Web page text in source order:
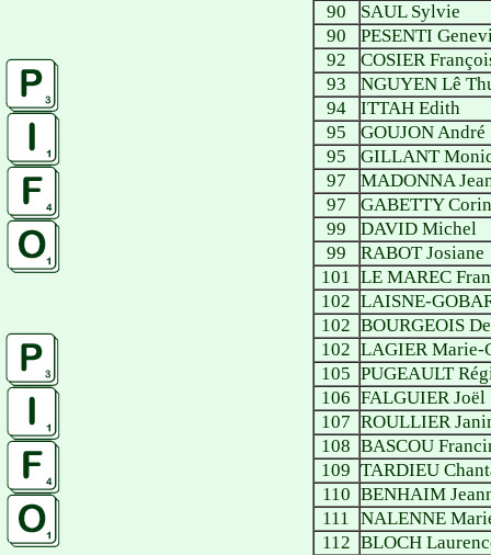
90
SAUL Sylvie
90
PESENTI
92
COSIER
93
NGUYEN Lê
94
ITTAH Edith
95
GOUJON André
95
GILLANT
97
MADONNA
97
GABETTY
99
DAVID Michel
99
RABOT Josiane
101 LE MAREC
102 LAISNE-
102 BOURGEOIS
102 LAGIER Marie-
105 PUGEAULT
106 FALGUIER Joël
107 ROULLIER
108 BASCOU
109 TARDIEU
110 BENHAIM
111 NALENNE
112 BLOCH